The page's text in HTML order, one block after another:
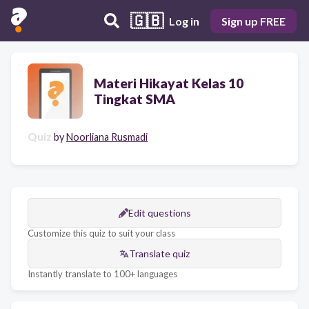
🇬🇧 Log in Sign up FREE
Materi Hikayat Kelas 10
Tingkat SMA
Quiz byNoorliana Rusmadi
Edit questions
Customize this quiz to suit your class
Translate quiz
Instantly translate to 100+ languages